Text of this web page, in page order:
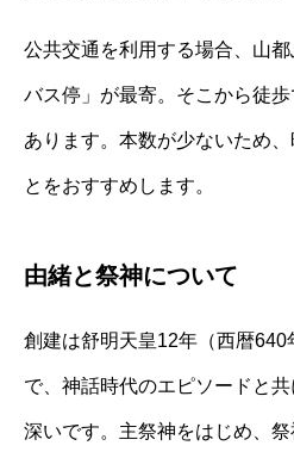
公共交通を利用する場合、山
バス停」が最寄。そこから徒
あります。本数が少ないため
とをおすすめします。
由緒と祭神について
創建は舒明天皇12年（西暦640
で、神話時代のエピソードと
深いです。主祭神をはじめ、